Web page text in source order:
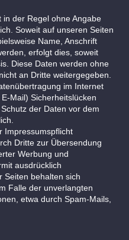
in der Regel ohne Angabe
Soweit auf unseren Seiten
Name, Anschrift
erfolgt dies, soweit
Diese Daten werden ohne
an Dritte weitergegeben.
im Internet
Mail) Sicherheitslücken
der Daten vor dem
Impressumspflicht
Dritte zur Übersendung
Werbung und
ausdrücklich
Seiten behalten sich
Falle der unverlangten
etwa durch Spam-Mails,